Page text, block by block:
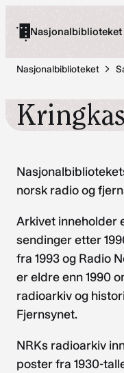
Nasjonalbiblioteket
Nasjonalbiblioteket
norsk radio og
Arkivet inneholder
sendinger etter
fra 1993 og Radio
er eldre enn 1990
radioarkiv og
Fjernsynet.
NRKs radioarkiv
poster fra 1930-